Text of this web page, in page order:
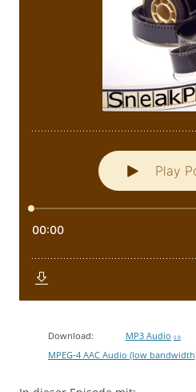
Download: MP3 Audio 0 B
MPEG-4 AAC Audio (low